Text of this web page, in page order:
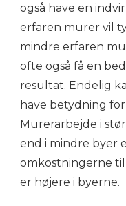
også have en
erfaren murer vil
mindre erfaren
ofte også få en
resultat. Endelig
have betydning
Murerarbejde i
end i mindre byer
omkostningerne
er højere i byerne.